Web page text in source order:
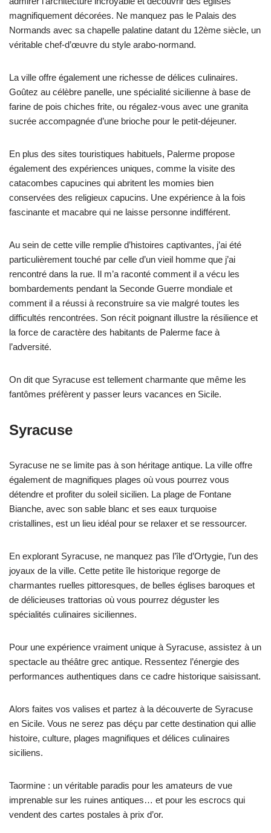
magnifiquement décorées. Ne manquez pas le Palais des
Normands avec sa chapelle palatine datant du 12ème siècle, un
véritable chef-d’œuvre du style arabo-normand.
La ville offre également une richesse de délices culinaires.
Goûtez au célèbre panelle, une spécialité sicilienne à base de
farine de pois chiches frite, ou régalez-vous avec une granita
sucrée accompagnée d’une brioche pour le petit-déjeuner.
En plus des sites touristiques habituels, Palerme propose
également des expériences uniques, comme la visite des
catacombes capucines qui abritent les momies bien
conservées des religieux capucins. Une expérience à la fois
fascinante et macabre qui ne laisse personne indifférent.
Au sein de cette ville remplie d’histoires captivantes, j’ai été
particulièrement touché par celle d’un vieil homme que j’ai
rencontré dans la rue. Il m’a raconté comment il a vécu les
bombardements pendant la Seconde Guerre mondiale et
comment il a réussi à reconstruire sa vie malgré toutes les
difficultés rencontrées. Son récit poignant illustre la résilience et
la force de caractère des habitants de Palerme face à
l’adversité.
On dit que Syracuse est tellement charmante que même les
fantômes préfèrent y passer leurs vacances en Sicile.
Syracuse
Syracuse ne se limite pas à son héritage antique. La ville offre
également de magnifiques plages où vous pourrez vous
détendre et profiter du soleil sicilien. La plage de Fontane
Bianche, avec son sable blanc et ses eaux turquoise
cristallines, est un lieu idéal pour se relaxer et se ressourcer.
En explorant Syracuse, ne manquez pas l’île d’Ortygie, l’un des
joyaux de la ville. Cette petite île historique regorge de
charmantes ruelles pittoresques, de belles églises baroques et
de délicieuses trattorias où vous pourrez déguster les
spécialités culinaires siciliennes.
Pour une expérience vraiment unique à Syracuse, assistez à un
spectacle au théâtre grec antique. Ressentez l’énergie des
performances authentiques dans ce cadre historique saisissant.
Alors faites vos valises et partez à la découverte de Syracuse
en Sicile. Vous ne serez pas déçu par cette destination qui allie
histoire, culture, plages magnifiques et délices culinaires
siciliens.
Taormine : un véritable paradis pour les amateurs de vue
imprenable sur les ruines antiques… et pour les escrocs qui
vendent des cartes postales à prix d’or.